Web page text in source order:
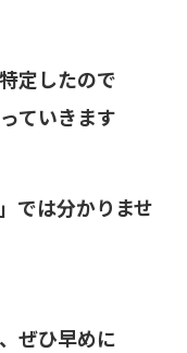
定したので
ていきます
では分かりませ
ぜひ早めに